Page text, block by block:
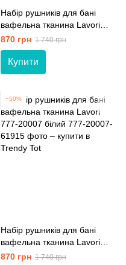
Набір рушників для бані
вафельна тканина Lavori
777-20007 сірий
870 грн 1 740 грн
Купити
−50%
Набір рушників для бані
вафельна тканина Lavori
777-20007 білий
870 грн 1 740 грн